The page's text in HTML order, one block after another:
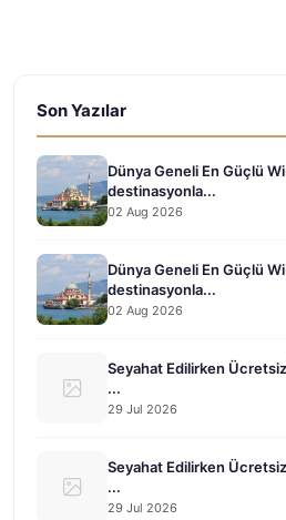
Son Yazılar
Dünya Geneli En Güçlü
destinasyonla...
02 Aug 2026
Dünya Geneli En Güçlü
destinasyonla...
02 Aug 2026
Seyahat Edilirken
...
29 Jul 2026
Seyahat Edilirken
...
29 Jul 2026